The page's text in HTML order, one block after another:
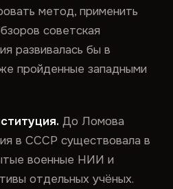
метод, применить
советская
развивалась бы в
пройденные западными
До Ломова
в СССР существовала в
военные НИИ и
отдельных учёных.